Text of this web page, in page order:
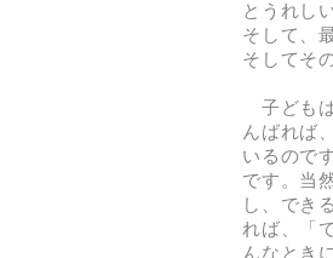
とうれし
そして、
そしてそ
子ども
んばれば
いるので
です。当
し、でき
れば、「
んなとき